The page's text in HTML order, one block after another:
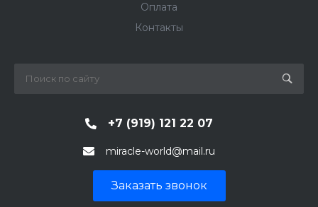
Оплата
Контакты
+7 (919) 121 22 07
miracle-world@mail.ru
Заказать звонок